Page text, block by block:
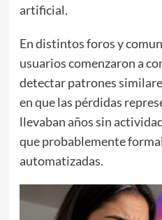
artificial.
En distintos foros y
usuarios comenzaron a
detectar patrones
en que las pérdidas
llevaban años sin
que probablemente
automatizadas.